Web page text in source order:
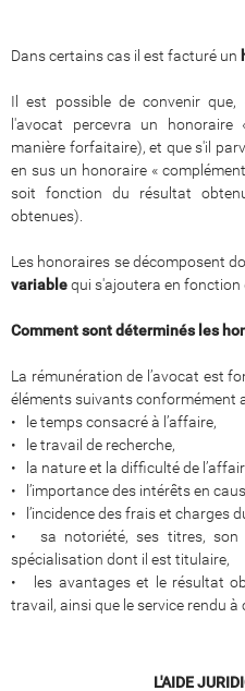
Dans certains cas il est facturé un
Il est possible de convenir
l'avocat percevra un
manière forfaitaire), et que s'il
en sus un honoraire «
soit fonction du résultat
obtenues).
Les honoraires se décomposent
variablequi s'ajoutera en fonction
Comment sont déterminés les
La rémunération de l’avocat est
éléments suivants conformément
• le temps consacré à l’affaire,
• le travail de recherche,
• la nature et la difficulté de
• l’importance des intérêts en
• l’incidence des frais et charges
• sa notoriété, ses titres, son
spécialisation dont il est titulaire,
• les avantages et le résultat
travail, ainsi que le service rendu à
L'AIDE